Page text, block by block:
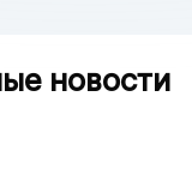
новости